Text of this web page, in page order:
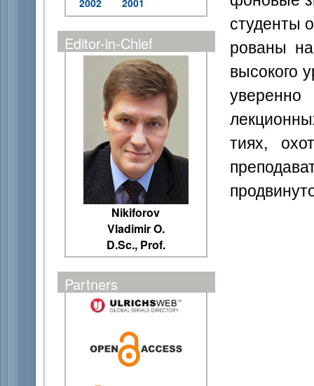
2002
2001
Editor-in-Chief
Nikiforov
Vladimir O.
D.Sc., Prof.
Partners
студенты
рованы
высокого
тиях,